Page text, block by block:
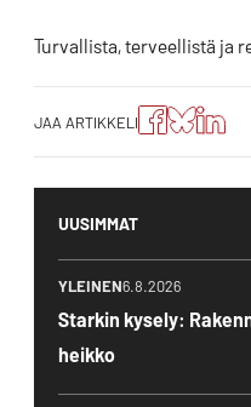
Turvallista, terveellistä ja
JAA ARTIKKELI
Jaa
artikkeli
Jaa
artikkeli
Jaa
UUSIMMAT
YLEINEN6.8.2026
Starkin kysely:
heikko